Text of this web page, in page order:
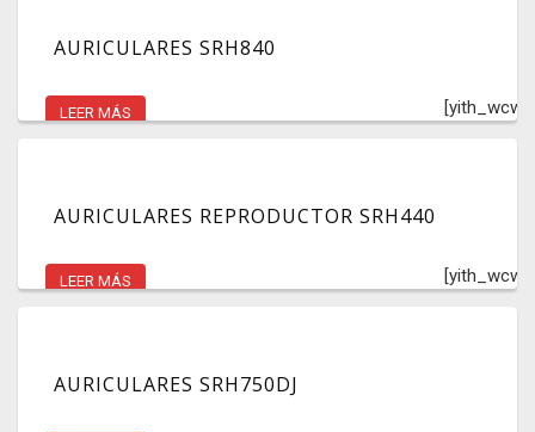
AURICULARES SRH840
LEER MÁS
AURICULARES REPRODUCTOR SRH440
LEER MÁS
AURICULARES SRH750DJ